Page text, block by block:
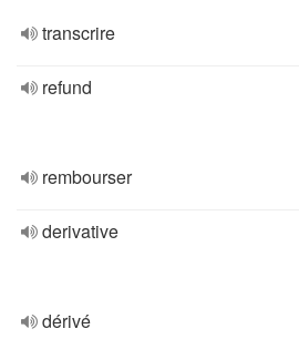
transcrire
refund
rembourser
derivative
dérivé